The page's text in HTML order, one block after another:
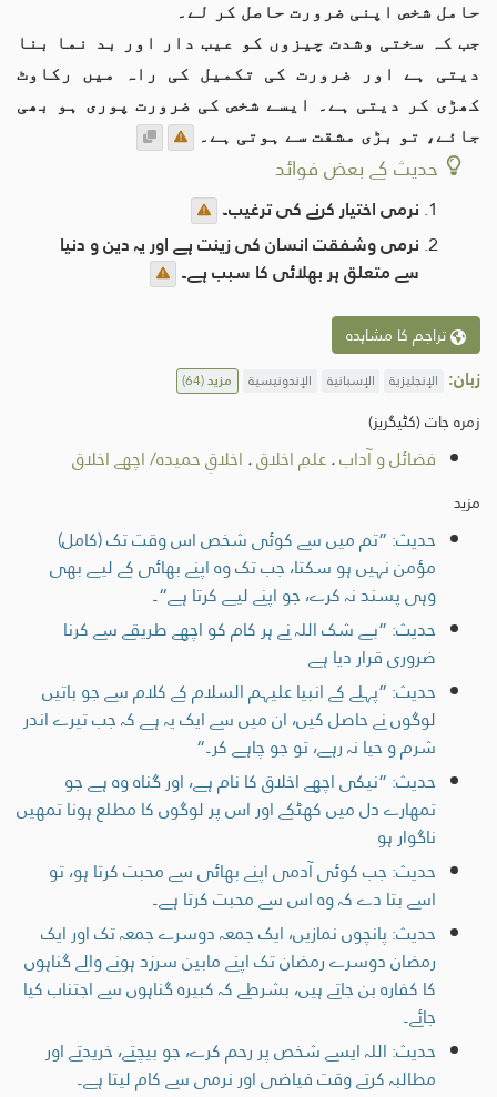
حامل شخص اپنی ضرورت حاصل کر لے۔
جب کہ سختی وشدت چیزوں کو عیب دار اور بد نما بنا
دیتی ہے اور ضرورت کی تکمیل کی راہ میں رکاوٹ
کھڑی کر دیتی ہے۔ ایسے شخص کی ضرورت پوری ہو بھی
جائے، تو بڑی مشقت سے ہوتی ہے۔
حدیث کے بعض فوائد
نرمی اختیار کرنے کی ترغیب۔
نرمی وشفقت انسان کی زینت ہے اور یہ دین و دنیا
سے متعلق ہر بھلائی کا سبب ہے۔
تراجم کا مشاہدہ
زبان: الإنجليزية الإسبانية الإندونيسية مزید(64)
زمرہ جات (کٹیگریز)
فضائل و آداب.علمِ اخلاق. اخلاقِ حمیدہ/ اچھے اخلاق
مزید
حدیث: ”تم میں سے کوئی شخص اس وقت تک (کامل)
مؤمن نہیں ہو سکتا، جب تک وہ اپنے بھائی کے لیے بھی
وہی پسند نہ کرے، جو اپنے لیے کرتا ہے“۔
حدیث: ”بے شک اللہ نے ہر کام کو اچھے طریقے سے کرنا
ضروری قرار دیا ہے
حدیث: ”پہلے کے انبیا علیہم السلام کے کلام سے جو باتیں
لوگوں نے حاصل کیں، ان میں سے ایک یہ ہے کہ جب تیرے اندر
شرم و حیا نہ رہے، تو جو چاہے کر۔“
حدیث: ”نیکی اچھے اخلاق کا نام ہے، اور گناہ وہ ہے جو
تمھارے دل میں کھٹکے اور اس پر لوگوں کا مطلع ہونا تمھیں
ناگوار ہو
حدیث: جب کوئی آدمی اپنے بھائی سے محبت کرتا ہو، تو
اسے بتا دے کہ وہ اس سے محبت کرتا ہے۔
حدیث: پانچوں نمازیں، ایک جمعہ دوسرے جمعہ تک اور ایک
رمضان دوسرے رمضان تک اپنے مابین سرزد ہونے والے گناہوں
کا کفارہ بن جاتے ہیں، بشرطے کہ کبیرہ گناہوں سے اجتناب کیا
جائے۔
حدیث: اللہ ایسے شخص پر رحم کرے، جو بیچتے، خریدتے اور
مطالبہ کرتے وقت فیاضی اور نرمی سے کام لیتا ہے۔